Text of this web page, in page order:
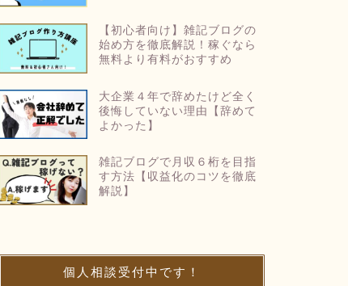
【初心者向け】雑記ブログの
始め方を徹底解説！稼ぐなら
無料より有料がおすすめ
大企業４年で辞めたけど全く
後悔していない理由【辞めて
よかった】
雑記ブログで月収６桁を目指
す方法【収益化のコツを徹底
解説】
個人相談受付中です！